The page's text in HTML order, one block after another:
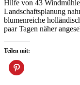
Hilfe von 43
Landschaftsplanung
blumenreiche
paar Tagen näher
Teilen mit: